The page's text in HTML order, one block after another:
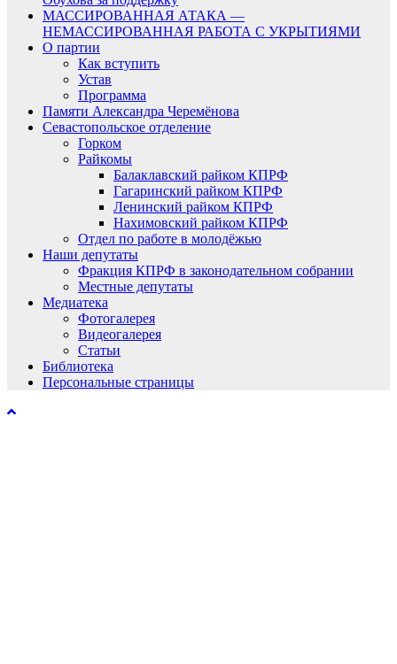
МАССИРОВАННАЯ АТАКА —
НЕМАССИРОВАННАЯ РАБОТА С УКРЫТИЯМИ
О партии
Как вступить
Устав
Программа
Памяти Александра Черемёнова
Севастопольское отделение
Горком
Райкомы
Балаклавский райком КПРФ
Гагаринский райком КПРФ
Ленинский райком КПРФ
Нахимовский райком КПРФ
Отдел по работе в молодёжью
Наши депутаты
Фракция КПРФ в законодательном собрании
Местные депутаты
Медиатека
Фотогалерея
Видеогалерея
Статьи
Библиотека
Персональные страницы